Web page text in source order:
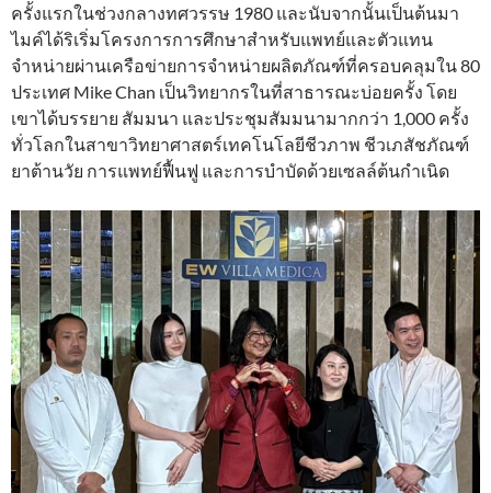
ครั้งแรกในช่วงกลางทศวรรษ 1980 และนับจากนั้นเป็นต้นมา
ไมค์ได้ริเริ่มโครงการการศึกษาสำหรับแพทย์และตัวแทน
จำหน่ายผ่านเครือข่ายการจำหน่ายผลิตภัณฑ์ที่ครอบคลุมใน 80
ประเทศ Mike Chan เป็นวิทยากรในที่สาธารณะบ่อยครั้ง โดย
เขาได้บรรยาย สัมมนา และประชุมสัมมนามากกว่า 1,000 ครั้ง
ทั่วโลกในสาขาวิทยาศาสตร์เทคโนโลยีชีวภาพ ชีวเภสัชภัณฑ์
ยาต้านวัย การแพทย์ฟื้นฟู และการบำบัดด้วยเซลล์ต้นกำเนิด